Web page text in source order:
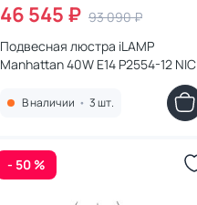
46 545 ₽ 93 090 ₽
Подвесная люстра iLAMP
Manhattan 40W E14 P2554-12 NIC
В наличии • 3 шт.
- 50 %